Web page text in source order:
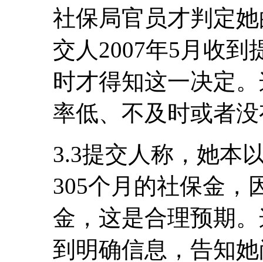
社保局官员才判定
交人2007年5月收到
时才得知这一决定
率低、不及时或者
3.3提交人称，她本
305个月的社保金，
金，这是合理预期
到明确信息，告知